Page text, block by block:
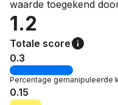
waarde toegekend
1.2
Totale score
0.3
Percentage gemanipuleerde
0.15